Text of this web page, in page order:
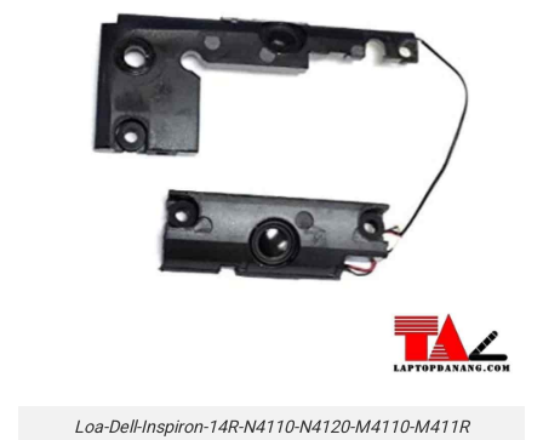
Loa-Dell-Inspiron-14R-N4110-N4120-M4110-M411R